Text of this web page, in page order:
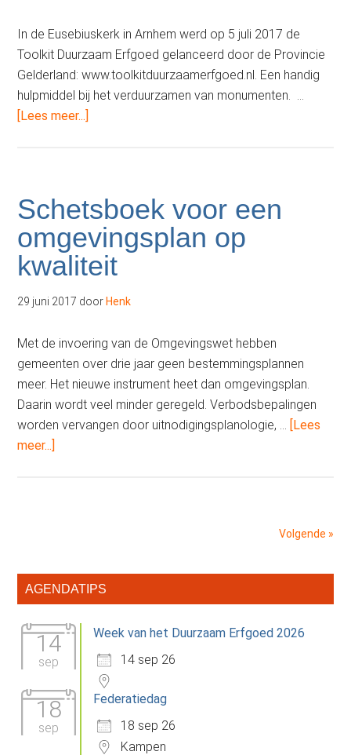
In de Eusebiuskerk in Arnhem werd op 5 juli 2017 de
Toolkit Duurzaam Erfgoed gelanceerd door de Provincie
Gelderland: www.toolkitduurzaamerfgoed.nl. Een handig
hulpmiddel bij het verduurzamen van monumenten. …
[Lees meer...]
Schetsboek voor een
omgevingsplan op
kwaliteit
29 juni 2017 door Henk
Met de invoering van de Omgevingswet hebben
gemeenten over drie jaar geen bestemmingsplannen
meer. Het nieuwe instrument heet dan omgevingsplan.
Daarin wordt veel minder geregeld. Verbodsbepalingen
worden vervangen door uitnodigingsplanologie, … [Lees
meer...]
Volgende »
Primaire
AGENDATIPS
14
sep
Week van het Duurzaam Erfgoed 2026
14 sep 26
18
sep
Federatiedag
18 sep 26
Kampen